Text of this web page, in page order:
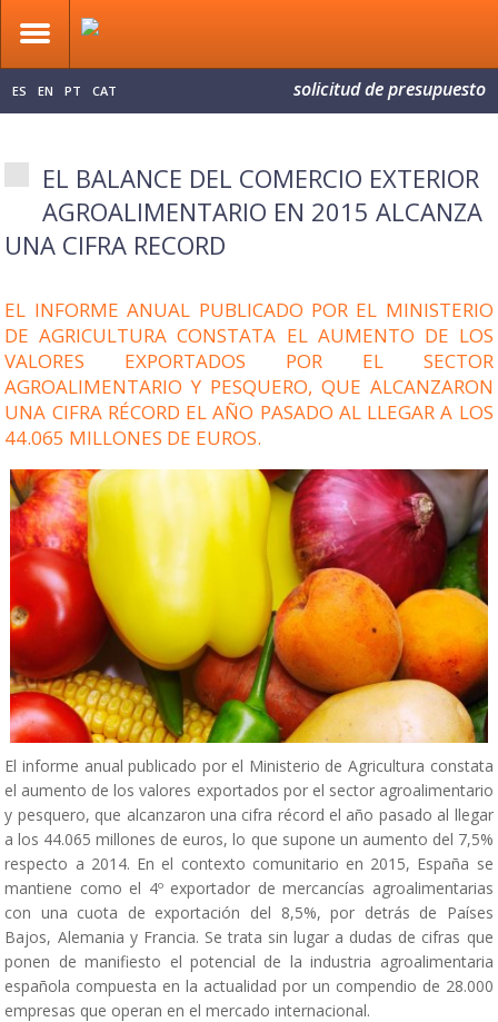
solicitud de presupuesto
ES EN PT CAT
EL BALANCE DEL COMERCIO EXTERIOR
AGROALIMENTARIO EN 2015 ALCANZA
UNA CIFRA RECORD
EL INFORME ANUAL PUBLICADO POR EL MINISTERIO
DE AGRICULTURA CONSTATA EL AUMENTO DE LOS
VALORES EXPORTADOS POR EL SECTOR
AGROALIMENTARIO Y PESQUERO, QUE ALCANZARON
UNA CIFRA RÉCORD EL AÑO PASADO AL LLEGAR A LOS
44.065 MILLONES DE EUROS.
El informe anual publicado por el Ministerio de Agricultura constata
el aumento de los valores exportados por el sector agroalimentario
y pesquero, que alcanzaron una cifra récord el año pasado al llegar
a los 44.065 millones de euros, lo que supone un aumento del 7,5%
respecto a 2014. En el contexto comunitario en 2015, España se
mantiene como el 4º exportador de mercancías agroalimentarias
con una cuota de exportación del 8,5%, por detrás de Países
Bajos, Alemania y Francia. Se trata sin lugar a dudas de cifras que
ponen de manifiesto el potencial de la industria agroalimentaria
española compuesta en la actualidad por un compendio de 28.000
empresas que operan en el mercado internacional.